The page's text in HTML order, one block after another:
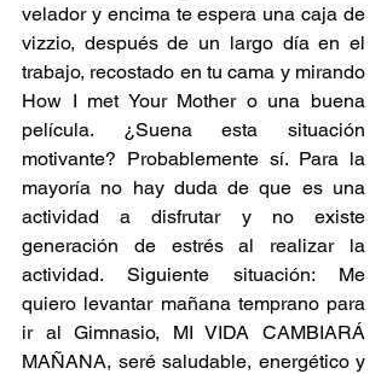
velador y encima te espera una caja de
vizzio, después de un largo día en el
trabajo, recostado en tu cama y mirando
How I met Your Mother o una buena
película. ¿Suena esta situación
motivante? Probablemente sí. Para la
mayoría no hay duda de que es una
actividad a disfrutar y no existe
generación de estrés al realizar la
actividad. Siguiente situación: Me
quiero levantar mañana temprano para
ir al Gimnasio, MI VIDA CAMBIARÁ
MAÑANA, seré saludable, energético y